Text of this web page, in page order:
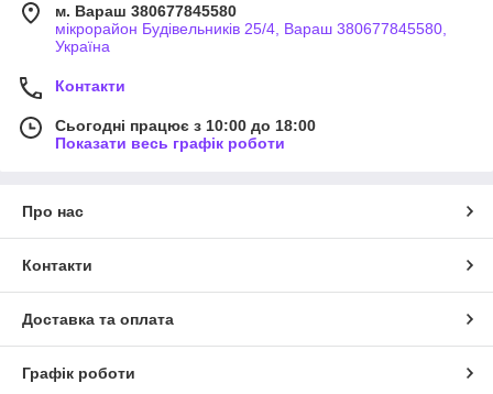
м. Вараш 380677845580
мікрорайон Будівельників 25/4, Вараш 380677845580,
Україна
Контакти
Сьогодні працює з 10:00 до 18:00
Показати весь графік роботи
Про нас
Контакти
Доставка та оплата
Графік роботи